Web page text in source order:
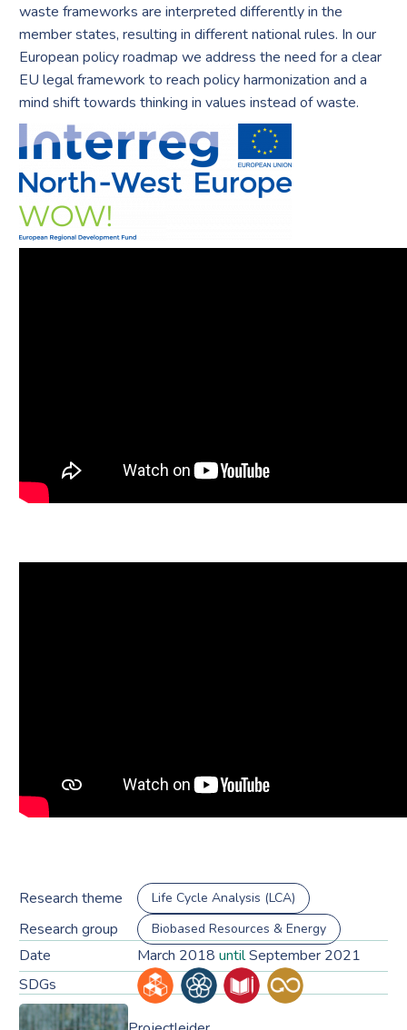
waste frameworks are interpreted differently in the
member states, resulting in different national rules. In our
European policy roadmap we address the need for a clear
EU legal framework to reach policy harmonization and a
mind shift towards thinking in values instead of waste.
Research theme Life Cycle Analysis (LCA)
Research group Biobased Resources & Energy
Date March 2018 untilSeptember 2021
SDGs